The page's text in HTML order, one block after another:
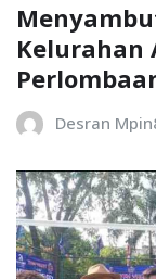
Kelurahan
Desran